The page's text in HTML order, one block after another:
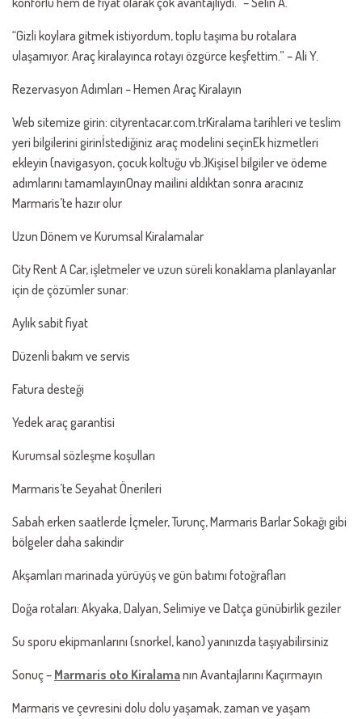
“Gizli koylara gitmek istiyordum, toplu taşıma bu rotalara
ulaşamıyor. Araç kiralayınca rotayı özgürce keşfettim.” – Ali Y.
Rezervasyon Adımları – Hemen Araç Kiralayın
Web sitemize girin: cityrentacar.com.trKiralama tarihleri ve teslim
yeri bilgilerini girinİstediğiniz araç modelini seçinEk hizmetleri
ekleyin (navigasyon, çocuk koltuğu vb.)Kişisel bilgiler ve ödeme
adımlarını tamamlayınOnay mailini aldıktan sonra aracınız
Marmaris’te hazır olur
Uzun Dönem ve Kurumsal Kiralamalar
City Rent A Car, işletmeler ve uzun süreli konaklama planlayanlar
için de çözümler sunar:
Aylık sabit fiyat
Düzenli bakım ve servis
Fatura desteği
Yedek araç garantisi
Kurumsal sözleşme koşulları
Marmaris’te Seyahat Önerileri
Sabah erken saatlerde İçmeler, Turunç, Marmaris Barlar Sokağı gibi
bölgeler daha sakindir
Akşamları marinada yürüyüş ve gün batımı fotoğrafları
Doğa rotaları: Akyaka, Dalyan, Selimiye ve Datça günübirlik geziler
Su sporu ekipmanlarını (snorkel, kano) yanınızda taşıyabilirsiniz
Sonuç – Marmaris oto Kiralamanın Avantajlarını Kaçırmayın
Marmaris ve çevresini dolu dolu yaşamak, zaman ve yaşam